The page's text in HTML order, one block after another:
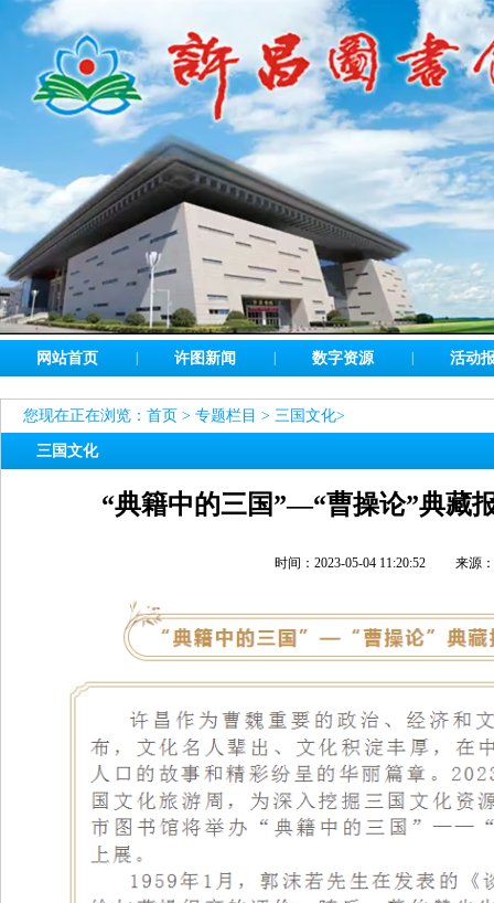
网站首页 许图新闻 数字资源 活动
您现在正在浏览： 首页 > 专题栏目 > 三国文化>
三国文化
“典籍中的三国”—“曹操论”典藏
时间：2023-05-04 11:20:52 来